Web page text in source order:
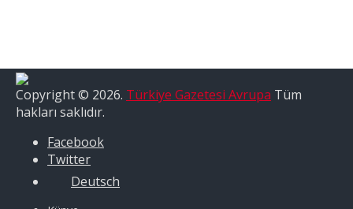
Copyright © 2026. Türkiye Gazetesi Avrupa Tüm
hakları saklıdır.
Facebook
Twitter
Deutsch